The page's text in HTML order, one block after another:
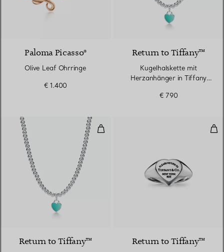
2 Materialien
Paloma Picasso®
Olive Leaf Ohrringe
€ 1.400
Return to Tiffany™
Kugelhalskette mit
Herzanhänger in Tiffany
€ 790
Kugelhalskette
Return to Tiffany™ Return to Tiffany™